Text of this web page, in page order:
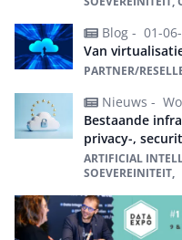
Blog - 01-
Van
PARTNER/
Nieuws -
Bestaande
privacy-,
ARTIFICIAL
SOEVEREINITEIT,